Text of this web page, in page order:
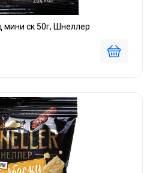
мини ск 50г, Шнеллер